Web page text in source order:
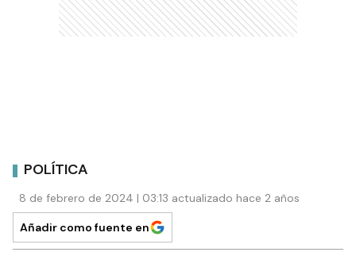
POLÍTICA
8 de febrero de 2024 | 03:13 actualizado hace 2 años
Añadir como fuente en